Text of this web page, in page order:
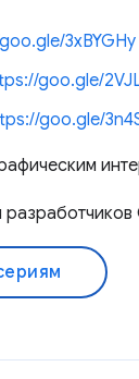
3xBYGHy
goo.gle/
goo.gle/